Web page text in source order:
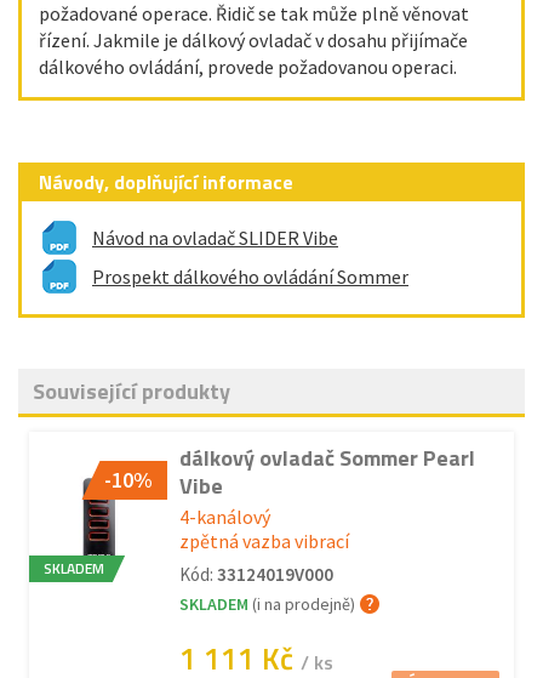
požadované operace. Řidič se tak může plně věnovat
řízení. Jakmile je dálkový ovladač v dosahu přijímače
dálkového ovládání, provede požadovanou operaci.
Návody, doplňující informace
Návod na ovladač SLIDER Vibe
Prospekt dálkového ovládání Sommer
Související produkty
-10%
SKLADEM
dálkový ovladač Sommer Pearl
Vibe
4-kanálový
zpětná vazba vibrací
Kód: 33124019V000
SKLADEM (i na prodejně)
1 111 Kč / ks